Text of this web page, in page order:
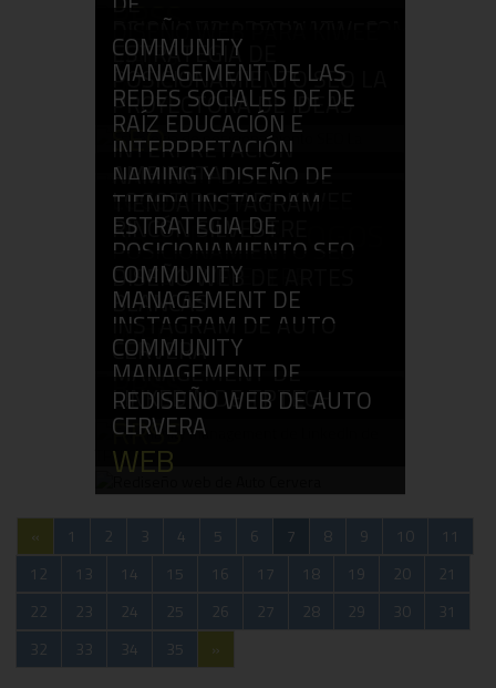
RRSS
PSIQUIATRIAPERINATAL.COM
WEB
DISEÑO WEB PARA KIWEE
VIAJES
WEB
ESTRATEGIA DE
POSICIONAMIENTO SEO LA
PROYECTORA DE IDEAS
SEO
COMMUNITY
MANAGEMENT DE LAS
REDES SOCIALES DE DE
RAÍZ EDUCACIÓN E
INTERPRETACIÓN
AMBIENTAL
RRSS
NAMING Y DISEÑO DE
LOGOTIPO PARA KIWEE
BRANDING & LOGOS
TIENDA INSTAGRAM
RINCÓN SILVESTRE
RRSS
ESTRATEGIA DE
POSICIONAMIENTO SEO
RINCÓN SILVESTRE
SEO
DISEÑO WEB DE ARTES
BLANCAS
WEB
COMMUNITY
MANAGEMENT DE
INSTAGRAM DE AUTO
CERVERA
RRSS
COMMUNITY
MANAGEMENT DE
LINKEDIN DE TPTECH
RRSS
REDISEÑO WEB DE AUTO
CERVERA
WEB
« 1 2 3 4 5 6 7 8 9 10
11
12
13 14 15 16 17 18 19 20
21
22
23 24 25 26 27 28 29 30
31
32
33 34 35 »